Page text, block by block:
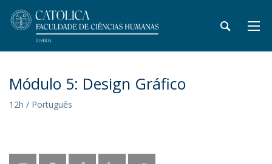
Módulo 5: Design Gráfico
12h / Português